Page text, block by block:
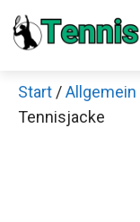
Zum
Inhalt
Start /Allgemein
Tennisjacke